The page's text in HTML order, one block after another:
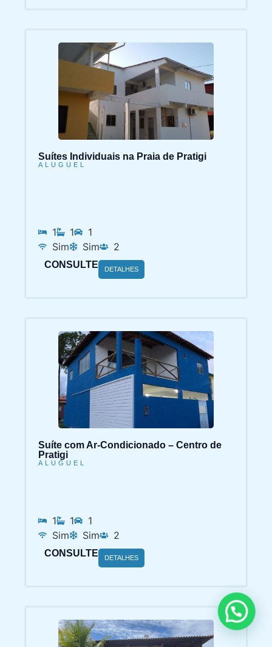
Suítes Individuais na Praia de Pratigi
ALUGUEL
1 1
1
Sim
Sim 2
CONSULTE DETALHES
Suíte com Ar-Condicionado – Centro de
Pratigi
ALUGUEL
1 1
1
Sim
Sim 2
CONSULTE DETALHES